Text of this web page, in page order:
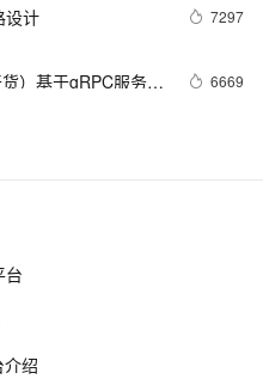
设计 7297
）基于gRPC服务发
6669
的人生 | 朱攀
台
绍